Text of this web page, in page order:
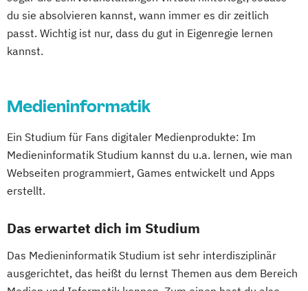
du sie absolvieren kannst, wann immer es dir zeitlich
passt. Wichtig ist nur, dass du gut in Eigenregie lernen
kannst.
Medieninformatik
Ein Studium für Fans digitaler Medienprodukte: Im
Medieninformatik Studium kannst du u.a. lernen, wie man
Webseiten programmiert, Games entwickelt und Apps
erstellt.
Das erwartet dich im Studium
Das Medieninformatik Studium ist sehr interdisziplinär
ausgerichtet, das heißt du lernst Themen aus dem Bereich